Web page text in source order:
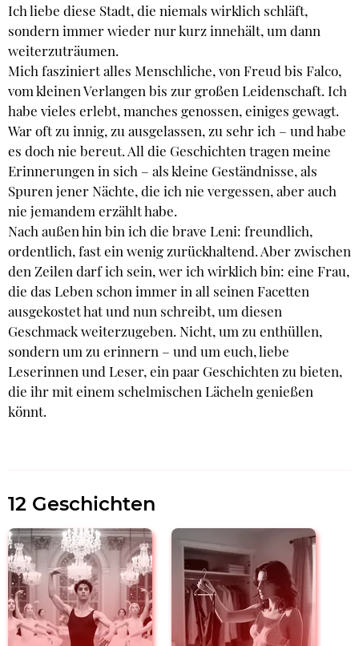
Ich liebe diese Stadt, die niemals wirklich schläft,
sondern immer wieder nur kurz innehält, um dann
weiterzuträumen.
Mich fasziniert alles Menschliche, von Freud bis Falco,
vom kleinen Verlangen bis zur großen Leidenschaft. Ich
habe vieles erlebt, manches genossen, einiges gewagt.
War oft zu innig, zu ausgelassen, zu sehr ich – und habe
es doch nie bereut. All die Geschichten tragen meine
Erinnerungen in sich – als kleine Geständnisse, als
Spuren jener Nächte, die ich nie vergessen, aber auch
nie jemandem erzählt habe.
Nach außen hin bin ich die brave Leni: freundlich,
ordentlich, fast ein wenig zurückhaltend. Aber zwischen
den Zeilen darf ich sein, wer ich wirklich bin: eine Frau,
die das Leben schon immer in all seinen Facetten
ausgekostet hat und nun schreibt, um diesen
Geschmack weiterzugeben. Nicht, um zu enthüllen,
sondern um zu erinnern – und um euch, liebe
Leserinnen und Leser, ein paar Geschichten zu bieten,
die ihr mit einem schelmischen Lächeln genießen
könnt.
12 Geschichten